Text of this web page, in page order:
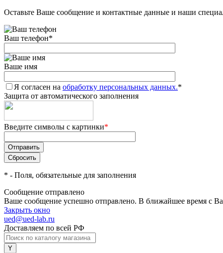
Оставьте Ваше сообщение и контактные данные и наши
Ваш телефон*
Ваше имя
Я согласен на обработку персональных данных.*
Защита от автоматического заполнения
Введите символы с картинки*
* - Поля, обязательные для заполнения
Сообщение отправлено
Ваше сообщение успешно отправлено. В ближайшее время с
Закрыть окно
ued@ued-lab.ru
Доставляем по всей РФ